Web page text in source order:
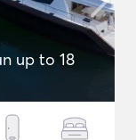
up to 18